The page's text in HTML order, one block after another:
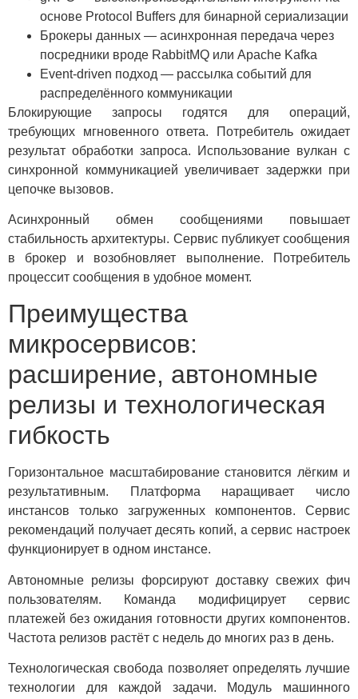
основе Protocol Buffers для бинарной сериализации
Брокеры данных — асинхронная передача через
посредники вроде RabbitMQ или Apache Kafka
Event-driven подход — рассылка событий для
распределённого коммуникации
Блокирующие запросы годятся для операций,
требующих мгновенного ответа. Потребитель ожидает
результат обработки запроса. Использование вулкан с
синхронной коммуникацией увеличивает задержки при
цепочке вызовов.
Асинхронный обмен сообщениями повышает
стабильность архитектуры. Сервис публикует сообщения
в брокер и возобновляет выполнение. Потребитель
процессит сообщения в удобное момент.
Преимущества
микросервисов:
расширение, автономные
релизы и технологическая
гибкость
Горизонтальное масштабирование становится лёгким и
результативным. Платформа наращивает число
инстансов только загруженных компонентов. Сервис
рекомендаций получает десять копий, а сервис настроек
функционирует в одном инстансе.
Автономные релизы форсируют доставку свежих фич
пользователям. Команда модифицирует сервис
платежей без ожидания готовности других компонентов.
Частота релизов растёт с недель до многих раз в день.
Технологическая свобода позволяет определять лучшие
технологии для каждой задачи. Модуль машинного